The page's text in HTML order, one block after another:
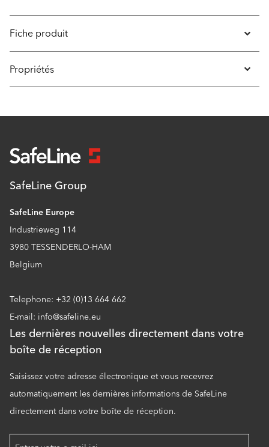
Fiche produit
Propriétés
SafeLine Group
SafeLine Europe
Industrieweg 114
3980 TESSENDERLO-HAM
Belgium
Telephone: +32 (0)13 664 662
E-mail: info@safeline.eu
Les dernières nouvelles directement dans votre
boîte de réception
Saisissez votre adresse électronique et vous recevrez
automatiquement les dernières informations de SafeLine
directement dans votre boîte de réception.